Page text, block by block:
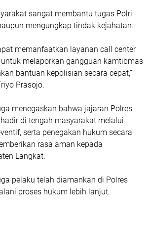
sangat membantu tugas Polri
mengungkap tindak kejahatan.
memanfaatkan layanan call center
melaporkan gangguan kamtibmas
bantuan kepolisian secara cepat,”
Prasojo.
menegaskan bahwa jajaran Polres
di tengah masyarakat melalui
serta penegakan hukum secara
rasa aman kepada
Langkat.
pelaku telah diamankan di Polres
proses hukum lebih lanjut.